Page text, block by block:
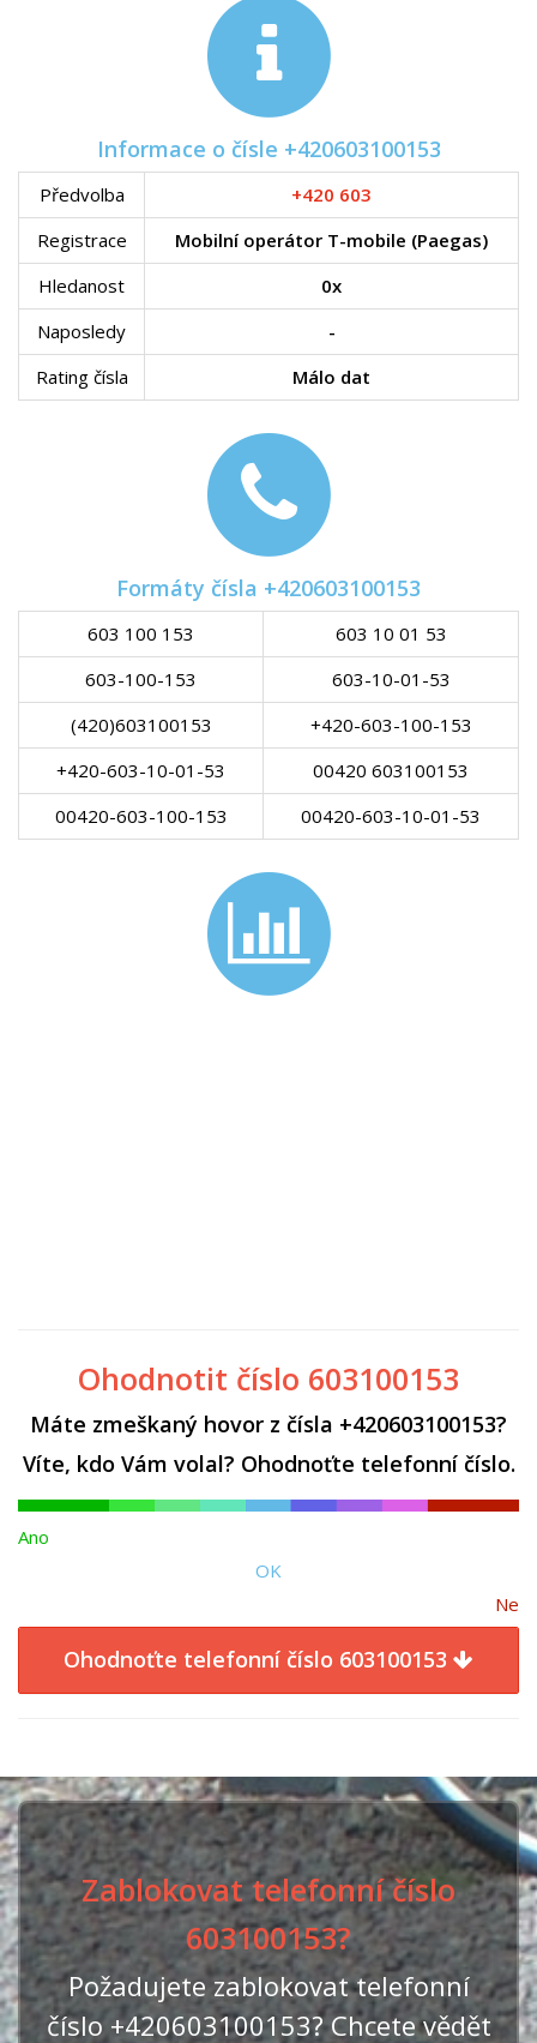
Informace o čísle +420603100153
Předvolba
+420 603
Registrace
Mobilní operátor T-mobile (Paegas)
Hledanost
0x
Naposledy
-
Rating čísla
Málo dat
Formáty čísla +420603100153
603 100 153
603 10 01 53
603-100-153
603-10-01-53
(420)603100153
+420-603-100-153
+420-603-10-01-53
00420 603100153
00420-603-100-153
00420-603-10-01-53
Ohodnotit číslo 603100153
Máte zmeškaný hovor z čísla +420603100153?
Víte, kdo Vám volal? Ohodnoťte telefonní číslo.
Ano
OK
Ne
Ohodnoťte telefonní číslo 603100153
Zablokovat telefonní číslo
603100153?
Požadujete zablokovat telefonní
číslo +420603100153? Chcete vědět